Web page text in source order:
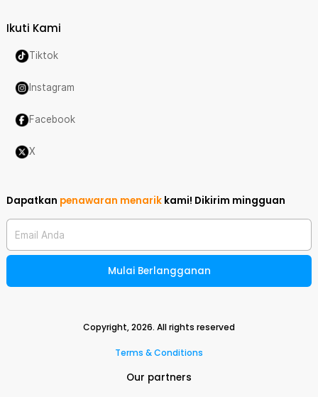
Ikuti Kami
Tiktok
Instagram
Facebook
X
Dapatkan penawaran menarik kami! Dikirim mingguan
Email Anda
Mulai Berlangganan
Copyright,2026. All rights reserved
Terms & Conditions
Our partners